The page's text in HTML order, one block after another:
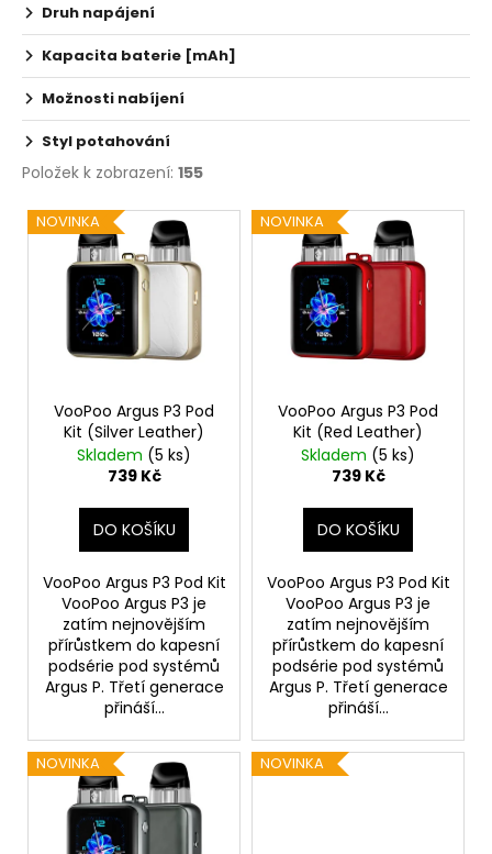
Druh napájení
Kapacita baterie [mAh]
Možnosti nabíjení
Styl potahování
Položek k zobrazení: 155
V
ý
NOVINKA
VooPoo Argus P3 Pod
Kit (Silver Leather)
Skladem (5 ks)
739 Kč
DO KOŠÍKU
VooPoo Argus P3 Pod Kit
VooPoo Argus P3 je
zatím nejnovějším
přírůstkem do kapesní
podsérie pod systémů
Argus P. Třetí generace
přináší...
NOVINKA
VooPoo Argus P3 Pod
Kit (Red Leather)
Skladem (5 ks)
739 Kč
DO KOŠÍKU
VooPoo Argus P3 Pod Kit
VooPoo Argus P3 je
zatím nejnovějším
přírůstkem do kapesní
podsérie pod systémů
Argus P. Třetí generace
přináší...
NOVINKA NOVINKA